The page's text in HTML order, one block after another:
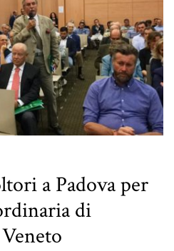
a Padova per
di